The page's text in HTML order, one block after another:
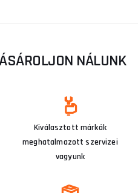
NÁLUNK
Kiválasztott márkák
meghatalmazott szervizei
vagyunk